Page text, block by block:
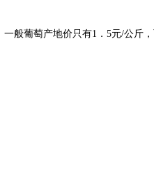
般葡萄产地价只有1．5元/公斤